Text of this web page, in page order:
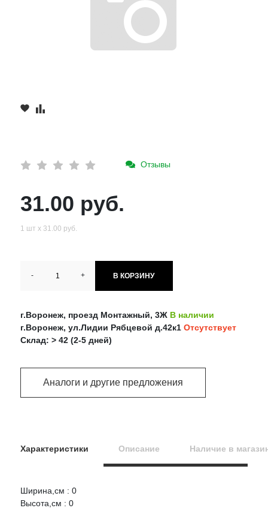
Отзывы
31.00 руб.
1 шт х 31.00 руб.
- + В КОРЗИНУ
г.Воронеж, проезд Монтажный, 3Ж В наличии
г.Воронеж, ул.Лидии Рябцевой д.42к1 Отсутствует
Склад: > 42 (2-5 дней)
Аналоги и другие предложения
Характеристики Описание Наличие в
Ширина,см : 0
Высота,см : 0
НАЛИЧИЕ
Оцените товар: